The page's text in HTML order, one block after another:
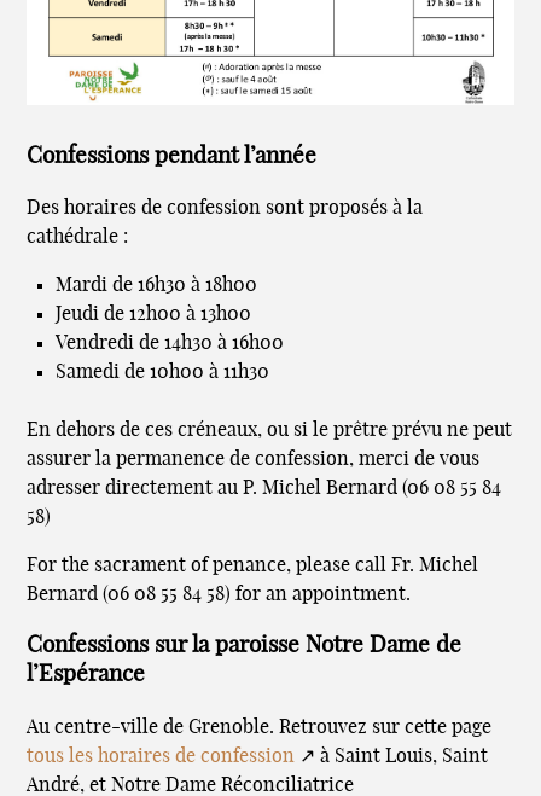
Confessions pendant l’année
Des horaires de confession sont proposés à la
cathédrale :
Mardi de 16h30 à 18h00
Jeudi de 12h00 à 13h00
Vendredi de 14h30 à 16h00
Samedi de 10h00 à 11h30
En dehors de ces créneaux, ou si le prêtre prévu ne peut
assurer la permanence de confession, merci de vous
adresser directement au P. Michel Bernard (06 08 55 84
58)
For the sacrament of penance, please call Fr. Michel
Bernard (06 08 55 84 58) for an appointment.
Confessions sur la paroisse Notre Dame de
l’Espérance
Au centre-ville de Grenoble. Retrouvez sur cette page
tous les horaires de confession ↗ à Saint Louis, Saint
André, et Notre Dame Réconciliatrice